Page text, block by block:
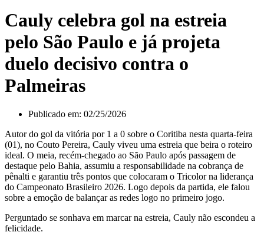
Cauly celebra gol na estreia
pelo São Paulo e já projeta
duelo decisivo contra o
Palmeiras
Publicado em: 02/25/2026
Autor do gol da vitória por 1 a 0 sobre o Coritiba nesta quarta-feira
(01), no Couto Pereira, Cauly viveu uma estreia que beira o roteiro
ideal. O meia, recém-chegado ao São Paulo após passagem de
destaque pelo Bahia, assumiu a responsabilidade na cobrança de
pênalti e garantiu três pontos que colocaram o Tricolor na liderança
do Campeonato Brasileiro 2026. Logo depois da partida, ele falou
sobre a emoção de balançar as redes logo no primeiro jogo.
Perguntado se sonhava em marcar na estreia, Cauly não escondeu a
felicidade.